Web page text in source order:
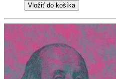
Vložiť do košíka